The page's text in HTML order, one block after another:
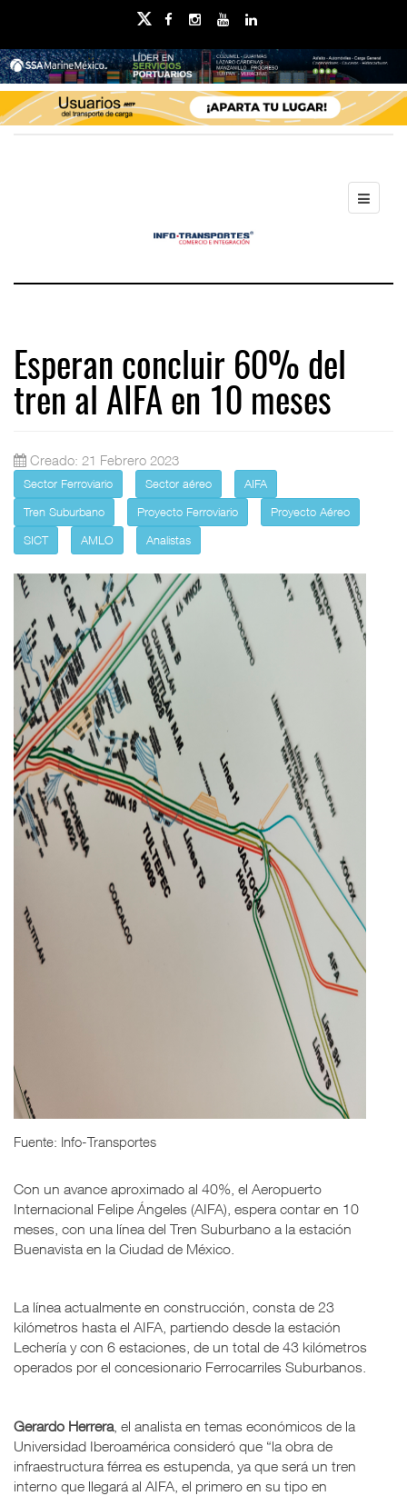
Esperan concluir 60% del
tren al AIFA en 10 meses
Creado: 21 Febrero 2023
Sector Ferroviario Sector aéreo
AIFA
Tren Suburbano
Proyecto Ferroviario
Proyecto Aéreo
SICT
AMLO Analistas
Fuente: Info-Transportes
Con un avance aproximado al 40%, el Aeropuerto
Internacional Felipe Ángeles (AIFA), espera contar en 10
meses, con una línea del Tren Suburbano a la estación
Buenavista en la Ciudad de México.
La línea actualmente en construcción, consta de 23
kilómetros hasta el AIFA, partiendo desde la estación
Lechería y con 6 estaciones, de un total de 43 kilómetros
operados por el concesionario Ferrocarriles Suburbanos.
Gerardo Herrera, el analista en temas económicos de la
Universidad Iberoamérica consideró que “la obra de
infraestructura férrea es estupenda, ya que será un tren
interno que llegará al AIFA, el primero en su tipo en